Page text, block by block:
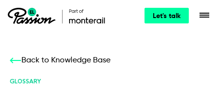
Let's talk
Back to Knowledge Base
GLOSSARY